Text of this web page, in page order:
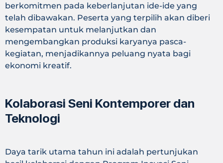
berkomitmen pada keberlanjutan ide-ide yang
telah dibawakan. Peserta yang terpilih akan diberi
kesempatan untuk melanjutkan dan
mengembangkan produksi karyanya pasca-
kegiatan, menjadikannya peluang nyata bagi
ekonomi kreatif.
Kolaborasi Seni Kontemporer dan
Teknologi
Daya tarik utama tahun ini adalah pertunjukan